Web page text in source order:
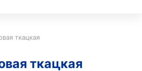
ткацкая
ткацкая